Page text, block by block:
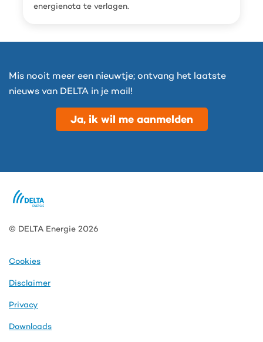
energienota te verlagen.
Mis nooit meer een nieuwtje; ontvang het laatste
nieuws van DELTA in je mail!
Ja, ik wil me aanmelden
© DELTA Energie 2026
Cookies
Disclaimer
Privacy
Downloads